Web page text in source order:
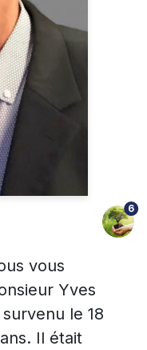
6
vous
Yves
le 18
Il était